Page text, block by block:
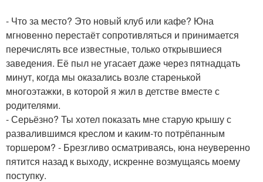
- Что за место? Это новый клуб или кафе? Юна
мгновенно перестаёт сопротивляться и принимается
перечислять все известные, только открывшиеся
заведения. Её пыл не угасает даже через пятнадцать
минут, когда мы оказались возле старенькой
многоэтажки, в которой я жил в детстве вместе с
родителями.
- Серьёзно? Ты хотел показать мне старую крышу с
развалившимся креслом и каким-то потрёпанным
торшером? - Брезгливо осматриваясь, юна неуверенно
пятится назад к выходу, искренне возмущаясь моему
поступку.